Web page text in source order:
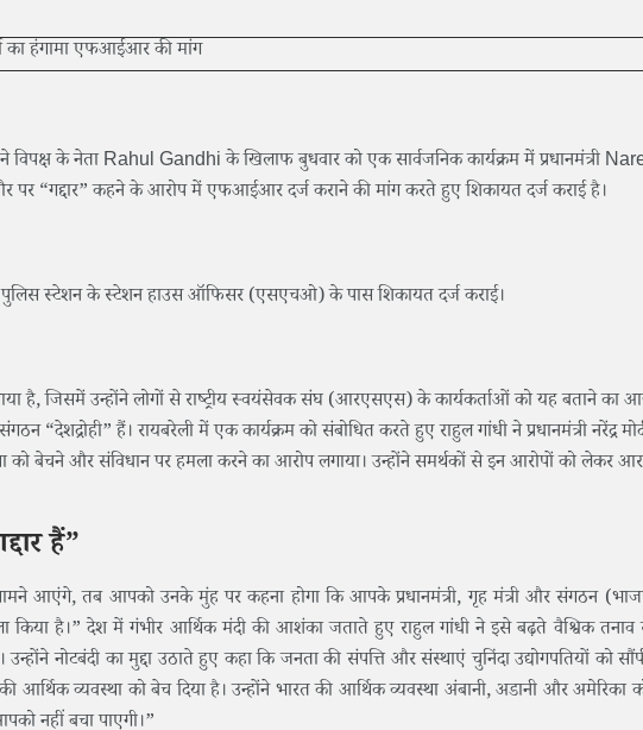
विपक्ष के नेता Rahul Gandhi के खिलाफ बुधवार को एक सार्वजनिक कार्यक्रम में प्रधानमंत्री
पर “गद्दार” कहने के आरोप में एफआईआर दर्ज कराने की मांग करते हुए शिकायत दर्ज कराई है।
पुलिस स्टेशन के स्टेशन हाउस ऑफिसर (एसएचओ) के पास शिकायत दर्ज कराई।
है, जिसमें उन्होंने लोगों से राष्ट्रीय स्वयंसेवक संघ (आरएसएस) के कार्यकर्ताओं को यह बताने का
“देशद्रोही” हैं। रायबरेली में एक कार्यक्रम को संबोधित करते हुए राहुल गांधी ने प्रधानमंत्री नरेंद्र
बेचने और संविधान पर हमला करने का आरोप लगाया। उन्होंने समर्थकों से इन आरोपों को लेकर
हैं”
आएंगे, तब आपको उनके मुंह पर कहना होगा कि आपके प्रधानमंत्री, गृह मंत्री और संगठन
है।” देश में गंभीर आर्थिक मंदी की आशंका जताते हुए राहुल गांधी ने इसे बढ़ते वैश्विक
नोटबंदी का मुद्दा उठाते हुए कहा कि जनता की संपत्ति और संस्थाएं चुनिंदा उद्योगपतियों को
की आर्थिक व्यवस्था को बेच दिया है। उन्होंने भारत की आर्थिक व्यवस्था अंबानी, अडानी और अमेरिका
नहीं बचा पाएगी।”